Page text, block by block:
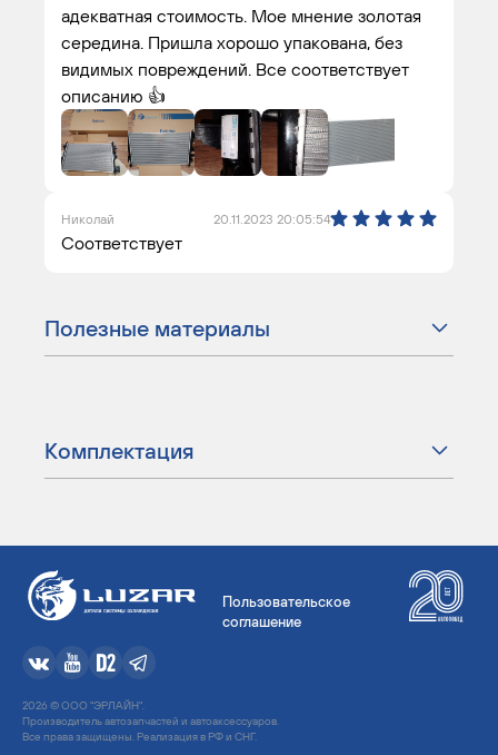
адекватная стоимость. Мое мнение золотая
середина. Пришла хорошо упакована, без
видимых повреждений. Все соответствует
описанию 👍
Николай 20.11.2023 20:05:54
Соответствует
Полезные материалы
Комплектация
Пользовательское
соглашение
2026 © ООО "ЭРЛАЙН".
Производитель автозапчастей и автоаксессуаров.
Все права защищены. Реализация в РФ и СНГ.